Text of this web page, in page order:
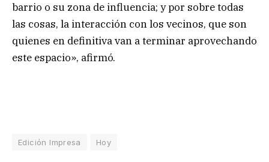
barrio o su zona de influencia; y por sobre todas
las cosas, la interacción con los vecinos, que son
quienes en definitiva van a terminar aprovechando
este espacio», afirmó.
Edición Impresa Hoy